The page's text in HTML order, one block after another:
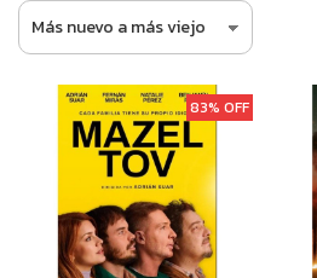
83% OFF